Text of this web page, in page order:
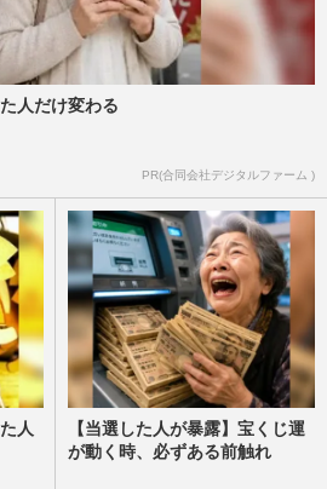
人だけ変わる
PR(合同会社デジタルファーム )
人
【当選した人が暴露】宝くじ運
が動く時、必ずある前触れ